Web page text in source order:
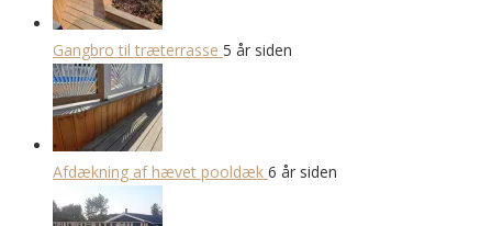
Gangbro til træterrasse 5 år siden
Afdækning af hævet pooldæk 6 år siden